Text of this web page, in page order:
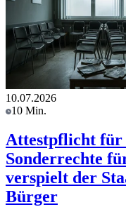
10.07.2026
10 Min.
Attestpflicht für
Sonderrechte
verspielt der
Bürger